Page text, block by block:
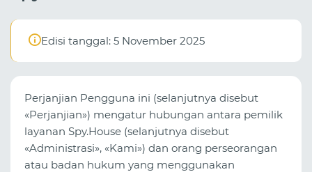
Edisi tanggal: 5 November 2025
Perjanjian Pengguna ini (selanjutnya disebut
«Perjanjian») mengatur hubungan antara pemilik
layanan Spy.House (selanjutnya disebut
«Administrasi», «Kami») dan orang perseorangan
atau badan hukum yang menggunakan